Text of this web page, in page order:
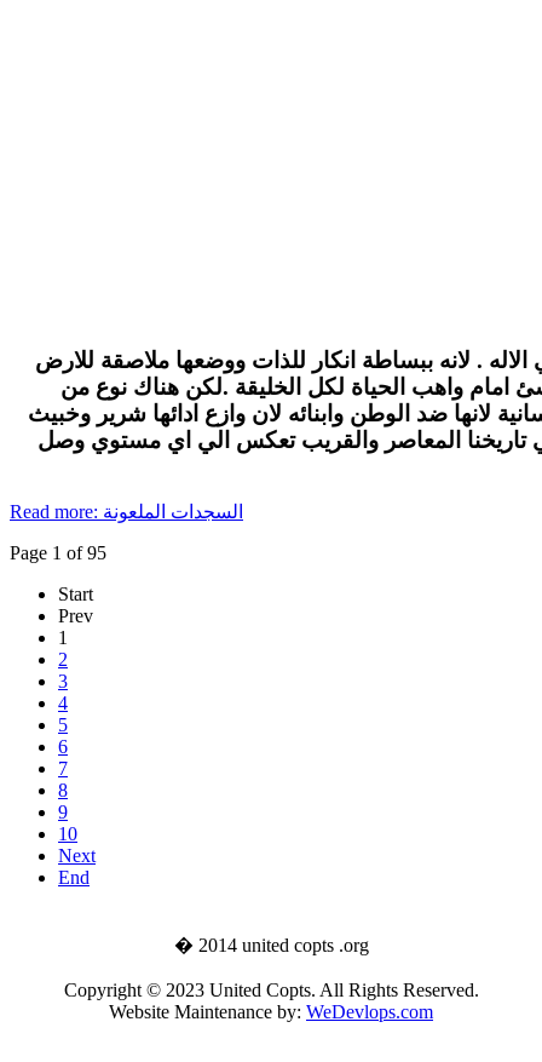
. لانه ببساطة انكار للذات ووضعها ملاصقة للارض
امام واهب الحياة لكل الخليقة .لكن هناك نوع من
لانها ضد الوطن وابنائه لان وازع ادائها شرير وخبيث
تاريخنا المعاصر والقريب تعكس الي اي مستوي وصل
Read more: السجدات الملعونة
Page 1 of 95
Start
Prev
1
2
3
4
5
6
7
8
9
10
Next
End
� 2014 united copts .org
Copyright © 2023 United Copts. All Rights Reserved.
Website Maintenance by: WeDevlops.com